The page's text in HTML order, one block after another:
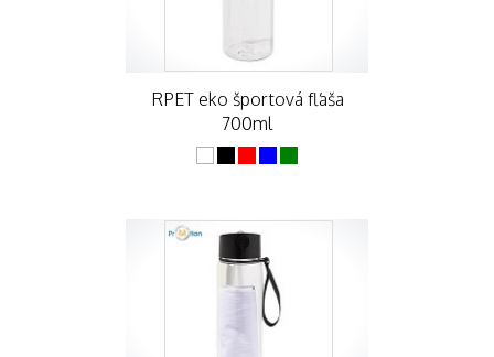
RPET eko športová fľaša
700ml